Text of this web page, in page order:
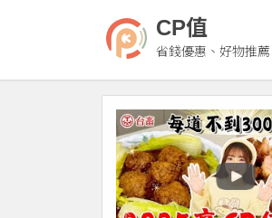
CP值
省錢優惠、好物推薦